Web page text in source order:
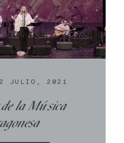
2 JULIO, 2021
de la Música